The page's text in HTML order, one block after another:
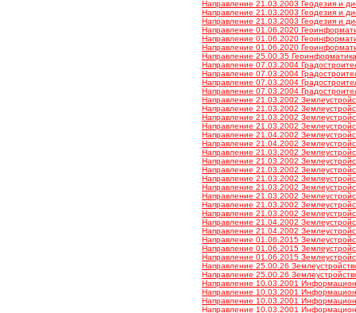
Направление 21.03.2003 Геодезия и
Направление 21.03.2003 Геодезия и
Направление 21.03.2003 Геодезия и
Направление 01.06.2020
Направление 01.06.2020
Направление 01.06.2020
Направление 25.00.35
Направление 07.03.2004
Направление 07.03.2004
Направление 07.03.2004
Направление 07.03.2004
Направление 21.03.2002
Направление 21.03.2002
Направление 21.03.2002
Направление 21.03.2002
Направление 21.04.2002
Направление 21.04.2002
Направление 21.03.2002
Направление 21.03.2002
Направление 21.03.2002
Направление 21.03.2002
Направление 21.03.2002
Направление 21.03.2002
Направление 21.03.2002
Направление 21.03.2002
Направление 21.04.2002
Направление 21.04.2002
Направление 01.06.2015
Направление 01.06.2015
Направление 01.06.2015
Направление 25.00.26
Направление 25.00.26
Направление 10.03.2001
Направление 10.03.2001
Направление 10.03.2001
Направление 10.03.2001